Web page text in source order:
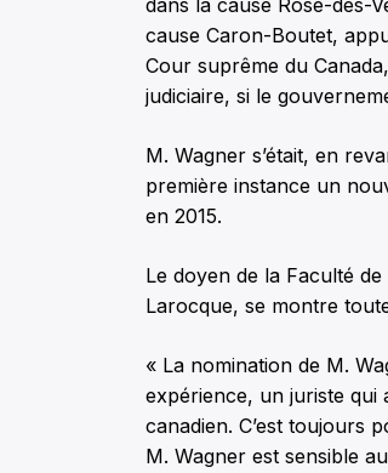
dans la cause Rose-des-
cause Caron-Boutet,
Cour suprême du
judiciaire, si le
M. Wagner s’était, en
première instance un
en 2015.
Le doyen de la Faculté
Larocque, se montre
« La nomination de M.
expérience, un juriste qui
canadien. C’est toujours
M. Wagner est sensible